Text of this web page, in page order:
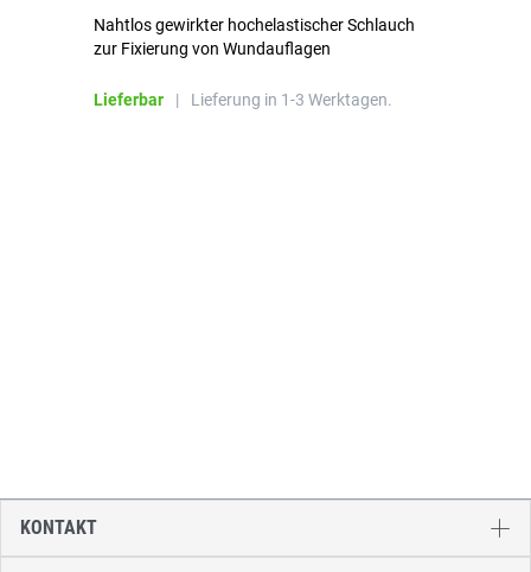
Nahtlos gewirkter hochelastischer Schlauch
zur Fixierung von Wundauflagen
Lieferbar | Lieferung in 1-3 Werktagen.
KONTAKT